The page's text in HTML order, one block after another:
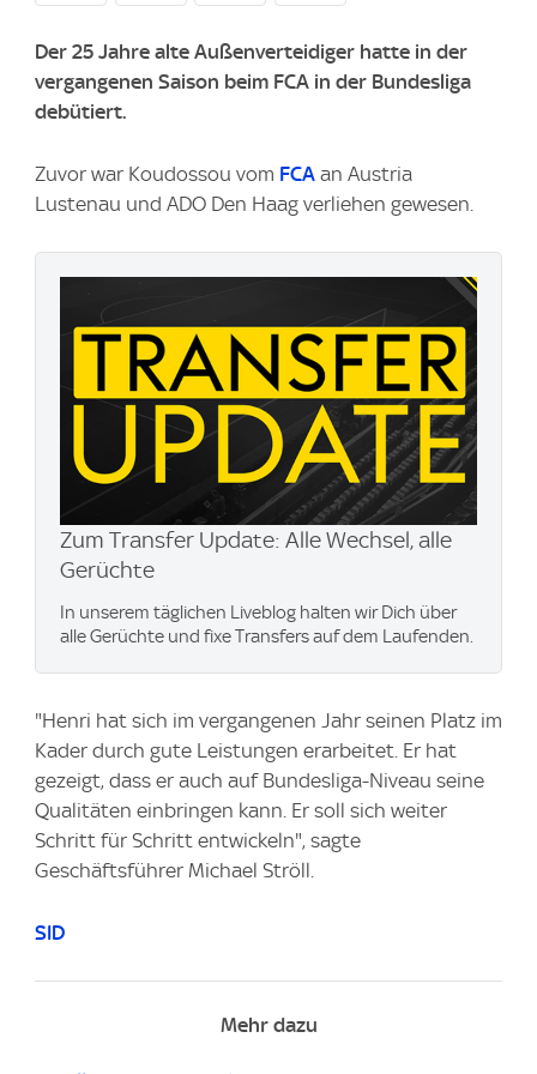
Der 25 Jahre alte Außenverteidiger hatte in der
vergangenen Saison beim FCA in der Bundesliga
debütiert.
Zuvor war Koudossou vom FCA an Austria
Lustenau und ADO Den Haag verliehen gewesen.
Zum Transfer Update: Alle Wechsel, alle
Gerüchte
In unserem täglichen Liveblog halten wir Dich über
alle Gerüchte und fixe Transfers auf dem Laufenden.
"Henri hat sich im vergangenen Jahr seinen Platz im
Kader durch gute Leistungen erarbeitet. Er hat
gezeigt, dass er auch auf Bundesliga-Niveau seine
Qualitäten einbringen kann. Er soll sich weiter
Schritt für Schritt entwickeln", sagte
Geschäftsführer Michael Ströll.
SID
Mehr dazu